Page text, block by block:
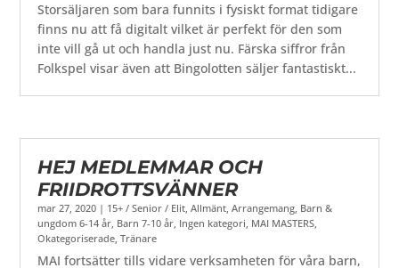
Storsäljaren som bara funnits i fysiskt format tidigare
finns nu att få digitalt vilket är perfekt för den som
inte vill gå ut och handla just nu. Färska siffror från
Folkspel visar även att Bingolotten säljer fantastiskt...
HEJ MEDLEMMAR OCH
FRIIDROTTSVÄNNER
mar 27, 2020 | 15+ / Senior / Elit ,Allmänt ,Arrangemang Barn &
ungdom 6-14 år Barn 7-10 år Ingen kategori MAI MASTERS
Okategoriserade ,Tränare
MAI fortsätter tills vidare verksamheten för våra barn,